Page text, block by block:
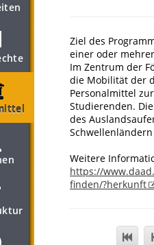
Ziel des
einer oder
Im Zentrum der
die Mobilität der
Personalmittel
Studierenden.
des
Weitere
https://
finden/?herkunft